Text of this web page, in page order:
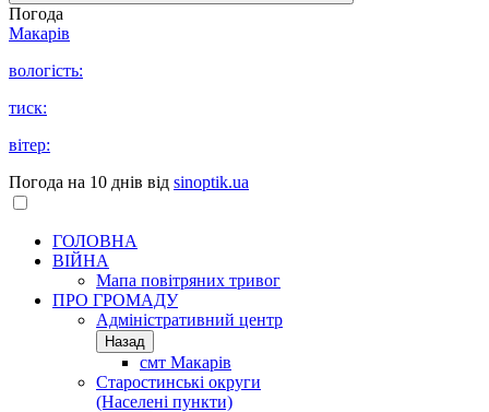
Погода
Макарів
вологість:
тиск:
вітер:
Погода на 10 днів від sinoptik.ua
ГОЛОВНА
ВІЙНА
Мапа повітряних тривог
ПРО ГРОМАДУ
Aдміністративний центр
Назад
смт Макарів
Старостинські округи
(Населені пункти)